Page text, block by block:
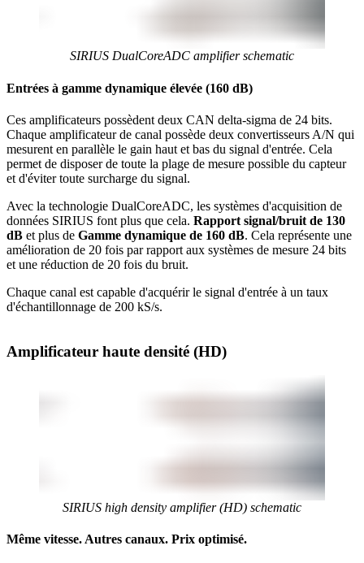
SIRIUS DualCoreADC amplifier schematic
Entrées à gamme dynamique élevée (160 dB)
Ces amplificateurs possèdent deux CAN delta-sigma de 24 bits.
Chaque amplificateur de canal possède deux convertisseurs A/N qui
mesurent en parallèle le gain haut et bas du signal d'entrée. Cela
permet de disposer de toute la plage de mesure possible du capteur
et d'éviter toute surcharge du signal.
Avec la technologie DualCoreADC, les systèmes d'acquisition de
données SIRIUS font plus que cela. Rapport signal/bruit de 130
dB et plus de Gamme dynamique de 160 dB. Cela représente une
amélioration de 20 fois par rapport aux systèmes de mesure 24 bits
et une réduction de 20 fois du bruit.
Chaque canal est capable d'acquérir le signal d'entrée à un taux
d'échantillonnage de 200 kS/s.
Amplificateur haute densité (HD)
SIRIUS high density amplifier (HD) schematic
Même vitesse. Autres canaux. Prix optimisé.